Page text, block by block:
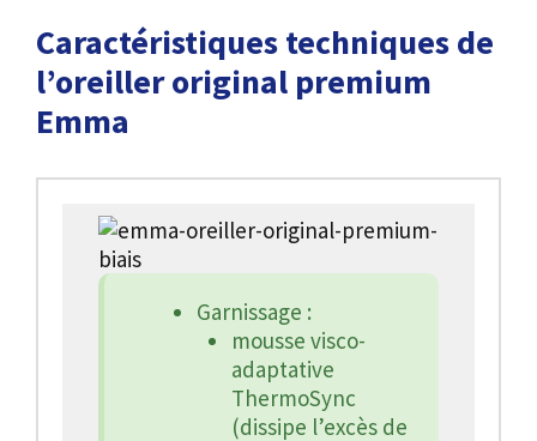
Caractéristiques techniques de
l’oreiller original premium
Emma
Garnissage :
mousse visco-
adaptative
ThermoSync
(dissipe l’excès de